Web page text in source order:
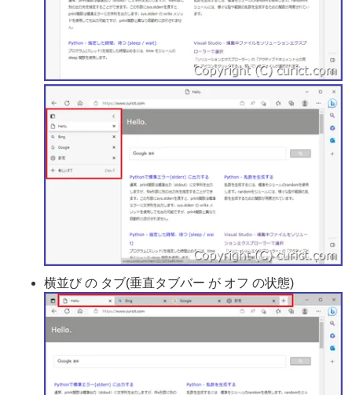
横並び の タブ(垂直タブバー が オフ の状態)